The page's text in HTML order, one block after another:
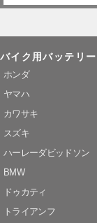
バイク用バッテリー
ホンダ
ヤマハ
カワサキ
スズキ
ハーレーダビッドソン
BMW
ドゥカティ
トライアンフ